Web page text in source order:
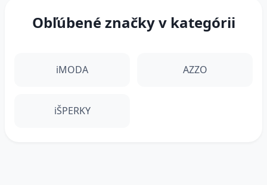
Obľúbené značky v kategórii
iMODA AZZO
iŠPERKY